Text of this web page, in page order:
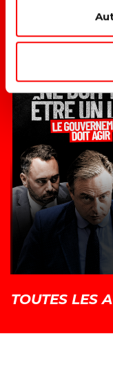
L'ÉNERGIE
TOUTES LES